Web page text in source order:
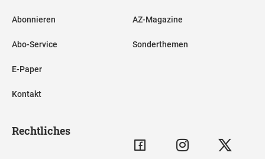
Abonnieren
Abo-Service
E-Paper
Kontakt
AZ-Magazine
Sonderthemen
Rechtliches